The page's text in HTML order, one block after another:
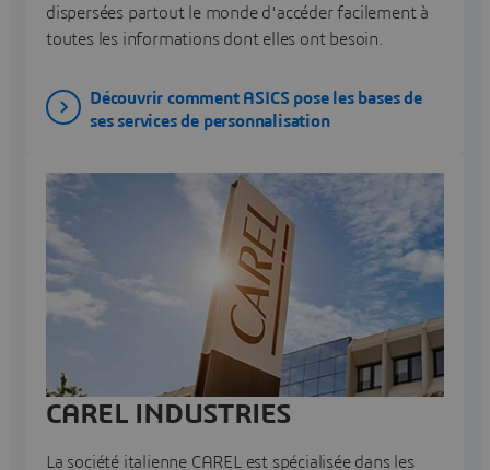
dispersées partout le monde d'accéder facilement à
toutes les informations dont elles ont besoin.
Découvrir comment ASICS pose les bases de
ses services de personnalisation
CAREL INDUSTRIES
La société italienne CAREL est spécialisée dans les